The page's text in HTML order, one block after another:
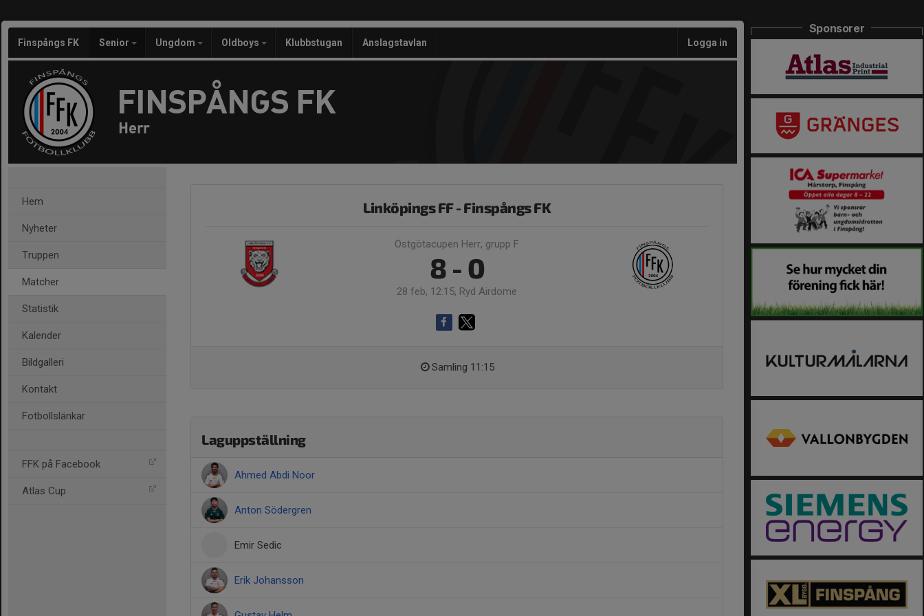
Finspångs FK Senior Ungdom Oldboys Klubbstugan Anslagstavlan Logga in
FINSPÅNGS FK
Herr
Hem
Nyheter
Truppen
Matcher
Statistik
Kalender
Bildgalleri
Kontakt
Fotbollslänkar
FFK på Facebook
Atlas Cup
Linköpings FF - Finspångs FK
Östgötacupen Herr, grupp F
8 - 0
28 feb, 12:15, Ryd Airdome
Samling 11:15
Laguppställning
Ahmed Abdi Noor
Anton Södergren
Emir Sedic
Erik Johansson
Sponsorer